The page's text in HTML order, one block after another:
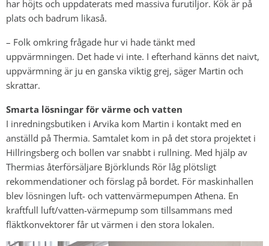
har höjts och uppdaterats med massiva furutiljor. Kök är på
plats och badrum likaså.
– Folk omkring frågade hur vi hade tänkt med
uppvärmningen. Det hade vi inte. I efterhand känns det naivt,
uppvärmning är ju en ganska viktig grej, säger Martin och
skrattar.
Smarta lösningar för värme och vatten
I inredningsbutiken i Arvika kom Martin i kontakt med en
anställd på Thermia. Samtalet kom in på det stora projektet i
Hillringsberg och bollen var snabbt i rullning. Med hjälp av
Thermias återförsäljare Björklunds Rör låg plötsligt
rekommendationer och förslag på bordet. För maskinhallen
blev lösningen luft- och vattenvärmepumpen Athena. En
kraftfull luft/vatten-värmepump som tillsammans med
fläktkonvektorer får ut värmen i den stora lokalen.